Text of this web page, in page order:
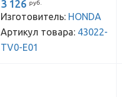
3 126 руб.
Изготовитель: HONDA
Артикул товара: 43022-
TV0-E01